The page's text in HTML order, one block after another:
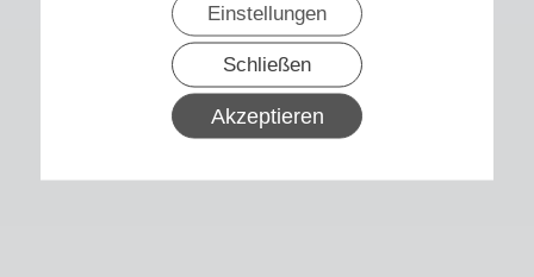
Einstellungen
Schließen
Akzeptieren